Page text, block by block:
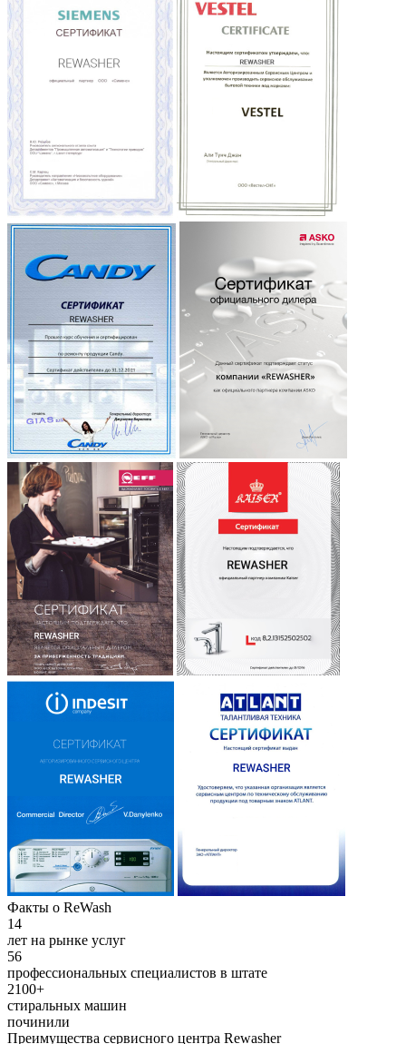
Факты о ReWash
14
лет на рынке услуг
56
профессиональных специалистов в штате
2100+
стиральных машин
починили
Преимущества сервисного центра Rewasher